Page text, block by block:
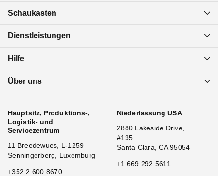
Schaukasten
Dienstleistungen
Hilfe
Über uns
Hauptsitz, Produktions-,
Logistik- und
Servicezentrum
11 Breedewues, L-1259
Senningerberg, Luxemburg
+352 2 600 8670
Niederlassung USA
2880 Lakeside Drive,
#135
Santa Clara, CA 95054
+1 669 292 5611